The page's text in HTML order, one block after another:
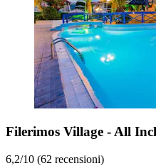
Filerimos Village - All
6,2/10 (62 recensioni)